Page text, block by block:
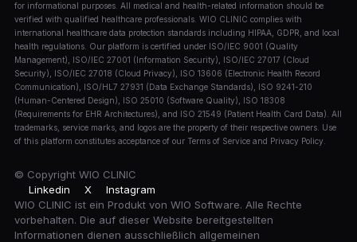
for informational purposes. All medical and health-related information should be
verified with qualified healthcare professionals. WIO CLINIC complies with
international healthcare data protection standards including HIPAA, GDPR, and local
health regulations. Our platform is certified under ISO/IEC 9001 (Quality
Management), ISO/IEC 27001 (Information Security), ISO/IEC 27017 (Cloud
Security), ISO/IEC 27018 (Cloud Privacy), ISO 13606 (Electronic Health Record
Communication), ISO/HL7 27931 (Data Exchange Standards), ISO 9241-210
(Human-Centered Design), ISO 25010 (Software Quality), ISO 18308
(Requirements for EHR Architectures), and ISO 21549 (Patient Health Card Data). All
trademarks, service marks, and logos are the property of their respective owners. Use
of this platform constitutes acceptance of our Terms of Service and Privacy Policy.
© Copyright WIO CLINIC
Linkedin
X
Instagram
WIO CLINIC ist ein Produkt von WIO Software. Alle Rechte
vorbehalten. Die auf dieser Website bereitgestellten
Informationen dienen ausschließlich allgemeinen